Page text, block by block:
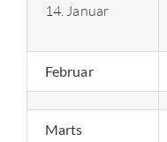
DM 2026
2026 Kalender
Sport og stævner
14. Januar
Februar
Marts